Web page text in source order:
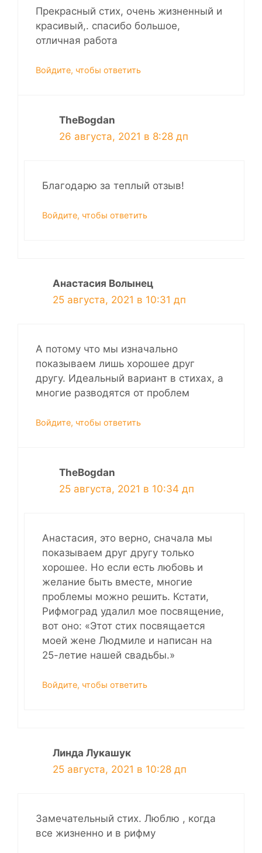
Прекрасный стих, очень жизненный и
красивый,. спасибо большое,
отличная работа
Войдите, чтобы ответить
TheBogdan
26 августа, 2021 в 8:28 дп
Благодарю за теплый отзыв!
Войдите, чтобы ответить
Анастасия Волынец
25 августа, 2021 в 10:31 дп
А потому что мы изначально
показываем лишь хорошее друг
другу. Идеальный вариант в стихах, а
многие разводятся от проблем
Войдите, чтобы ответить
TheBogdan
25 августа, 2021 в 10:34 дп
Анастасия, это верно, сначала мы
показываем друг другу только
хорошее. Но если есть любовь и
желание быть вместе, многие
проблемы можно решить. Кстати,
Рифмоград удалил мое посвящение,
вот оно: «Этот стих посвящается
моей жене Людмиле и написан на
25-летие нашей свадьбы.»
Войдите, чтобы ответить
Линда Лукашук
25 августа, 2021 в 10:28 дп
Замечательный стих. Люблю , когда
все жизненно и в рифму